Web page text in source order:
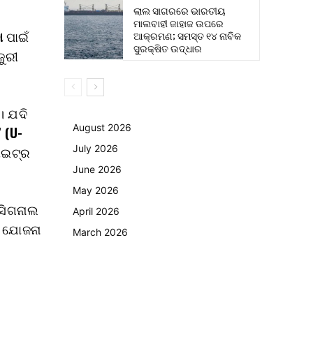
ପାଇଁ
ଯଦି
(U-
ଲାଲ ସାଗରରେ ଭାରତୀୟ
ମାଲବାହୀ ଜାହାଜ ଉପରେ
ଆକ୍ରମଣ; ସମସ୍ତ ୧୪ ନାବିକ
ସୁରକ୍ଷିତ ଉଦ୍ଧାର
August 2026
July 2026
June 2026
May 2026
April 2026
March 2026